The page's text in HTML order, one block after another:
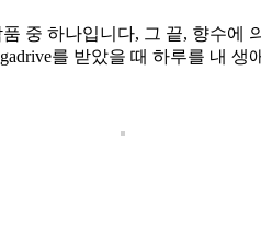
중 하나입니다, 그 끝, 향수에
를 받았을 때 하루를 내 생